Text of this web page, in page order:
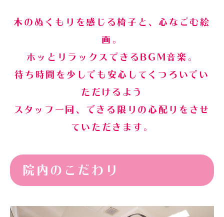
木のぬくもりを感じる椅子と、心なごむ絵
画。
ホッとリラックスできるBGM音楽。
待ち時間を少しでも安心してくつろいでい
ただけるよう
スタッフ一同、できる限りの心配りをさせ
ていただきます。
院内のこだわり